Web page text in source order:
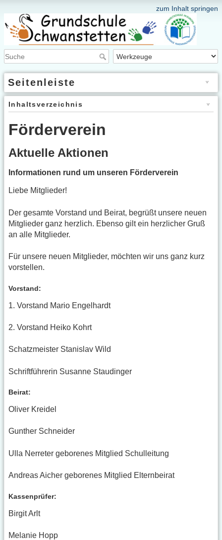
zum Inhalt springen
Seitenleiste
Inhaltsverzeichnis
Förderverein
Aktuelle Aktionen
Informationen rund um unseren Förderverein
Liebe Mitglieder!
Der gesamte Vorstand und Beirat, begrüßt unsere neuen
Mitglieder ganz herzlich. Ebenso gilt ein herzlicher Gruß
an alle Mitglieder.
Für unsere neuen Mitglieder, möchten wir uns ganz kurz
vorstellen.
Vorstand:
1. Vorstand Mario Engelhardt
2. Vorstand Heiko Kohrt
Schatzmeister Stanislav Wild
Schriftführerin Susanne Staudinger
Beirat:
Oliver Kreidel
Gunther Schneider
Ulla Nerreter geborenes Mitglied Schulleitung
Andreas Aicher geborenes Mitglied Elternbeirat
Kassenprüfer:
Birgit Arlt
Melanie Hopp